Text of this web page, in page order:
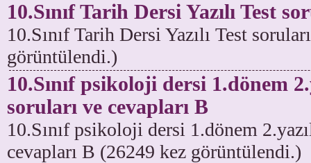
10.Sınıf Tarih Dersi Yazılı Test
10.Sınıf Tarih Dersi Yazılı Test
görüntülendi.)
10.Sınıf psikoloji dersi 1.dönem
soruları ve cevapları B
10.Sınıf psikoloji dersi 1.dönem
cevapları B (26249 kez görüntülendi.)